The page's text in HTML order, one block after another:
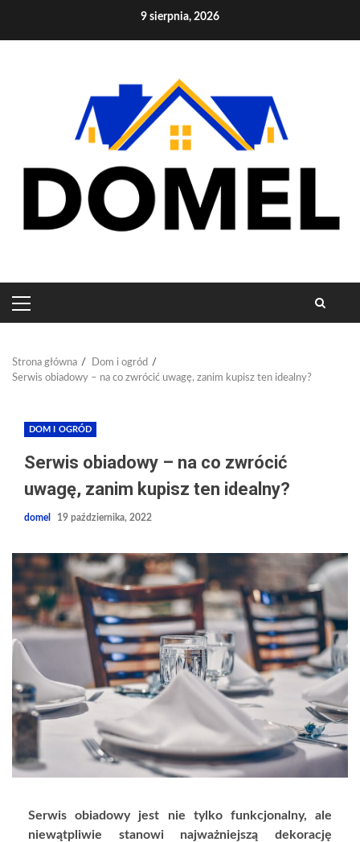
9 sierpnia, 2026
PRIMARY
MENU
Strona główna
Dom i ogród
Serwis obiadowy – na co zwrócić uwagę, zanim kupisz ten idealny?
DOM I OGRÓD
Serwis obiadowy – na co zwrócić
uwagę, zanim kupisz ten idealny?
domel 19 października, 2022
Serwis obiadowy jest nie tylko funkcjonalny, ale
niewątpliwie stanowi najważniejszą dekorację